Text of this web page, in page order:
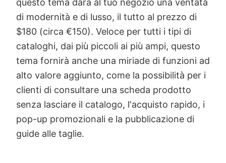
Vuoi stupire i tuoi clienti? Raccontare loro la
tua storia, i tuoi valori, accompagnarli in un
viaggio?Blockshopsarà il partner perfetto
per i brand che cercano di raccontare la
propria storia: con la sua grande grafica e
l'interfaccia utente originale ed ergonomica,
questo tema darà al tuo negozio una ventata
di modernità e di lusso, il tutto al prezzo di
$180 (circa €150). Veloce per tutti i tipi di